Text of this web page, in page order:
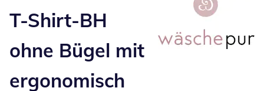
T-Shirt-BH
ohne Bügel mit
ergonomisch